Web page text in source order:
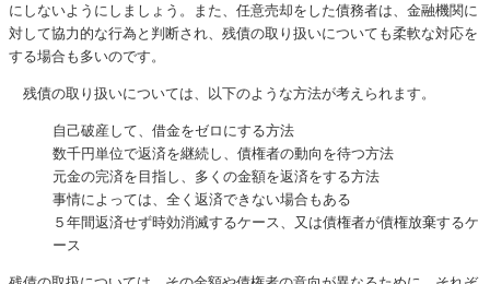
にしないようにしましょう。また、任意売却をした債務者は、金融機関に
対して協力的な行為と判断され、残債の取り扱いについても柔軟な対応を
する場合も多いのです。
残債の取り扱いについては、以下のような方法が考えられます。
自己破産して、借金をゼロにする方法
数千円単位で返済を継続し、債権者の動向を待つ方法
元金の完済を目指し、多くの金額を返済をする方法
事情によっては、全く返済できない場合もある
５年間返済せず時効消滅するケース、又は債権者が債権放棄するケ
ース